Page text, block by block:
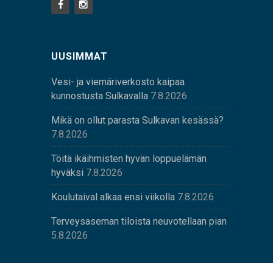
UUSIMMAT
Vesi- ja viemäriverkosto kaipaa
kunnostusta Sulkavalla 7.8.2026
Mikä on ollut parasta Sulkavan kesässä?
7.8.2026
Töitä ikäihmisten hyvän loppuelämän
hyväksi 7.8.2026
Koulutaival alkaa ensi viikolla 7.8.2026
Terveysaseman tiloista neuvotellaan pian
5.8.2026